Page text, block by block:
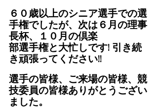
６０歳以上のシニア選手での選
手権でしたが、次は６月の理事
長杯、１０月の倶楽
部選手権と大忙しです! 引き続
き頑張ってください!!
選手の皆様、ご来場の皆様、競
技委員の皆様ありがとうござい
ました。